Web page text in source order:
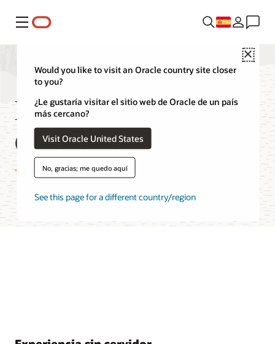
Menú
Close
Would you like to visit an Oracle country site closer
to you?
¿Le gustaría visitar el sitio web de Oracle de un país
más cercano?
Visit Oracle United States
No, gracias; me quedo aquí
See this page for a different country/region
Funciones de
Container Instances